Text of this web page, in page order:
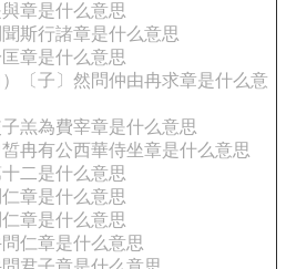
章是什么意思
斯行諸章是什么意思
章是什么意思
）〔子〕然問仲由冉求章是什么意
羔為費宰章是什么意思
皙冉有公西華侍坐章是什么意思
二是什么意思
章是什么意思
章是什么意思
仁章是什么意思